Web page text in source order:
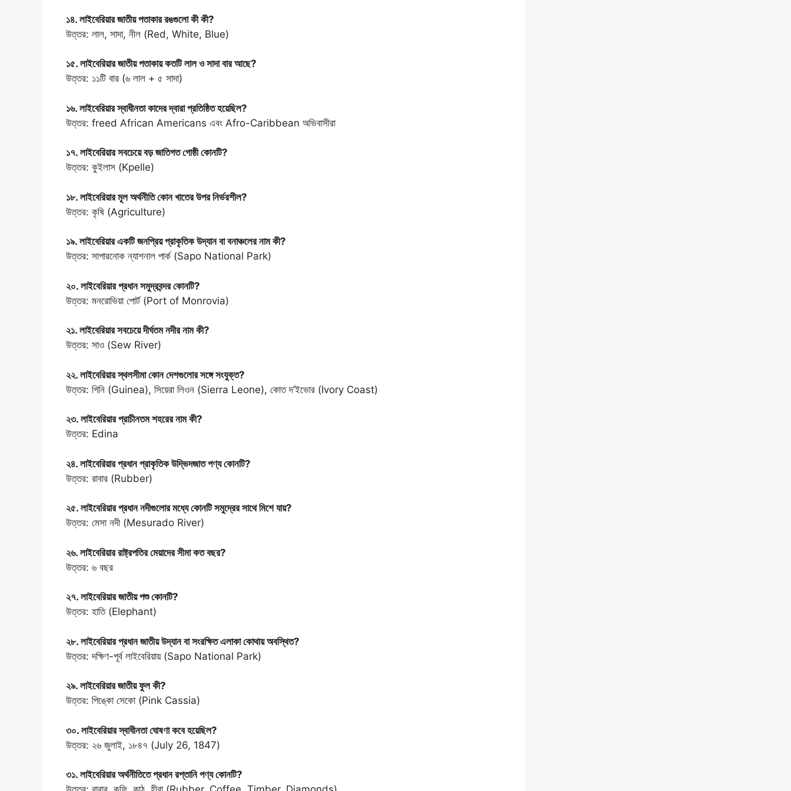
১৪. লাইবেরিয়ার জাতীয় পতাকার রঙগুলো কী কী?
উত্তর: লাল, সাদা, নীল (Red, White, Blue)
১৫. লাইবেরিয়ার জাতীয় পতাকায় কতটি লাল ও সাদা বার আছে?
উত্তর: ১১টি বার (৬ লাল + ৫ সাদা)
১৬. লাইবেরিয়ার স্বাধীনতা কাদের দ্বারা প্রতিষ্ঠিত হয়েছিল?
উত্তর: freed African Americans এবং Afro-Caribbean অভিবাসীরা
১৭. লাইবেরিয়ার সবচেয়ে বড় জাতিগত গোষ্ঠী কোনটি?
উত্তর: কুইলাস (Kpelle)
১৮. লাইবেরিয়ার মূল অর্থনীতি কোন খাতের উপর নির্ভরশীল?
উত্তর: কৃষি (Agriculture)
১৯. লাইবেরিয়ার একটি জনপ্রিয় প্রাকৃতিক উদ্যান বা বনাঞ্চলের নাম কী?
উত্তর: সাপারনোক ন্যাশনাল পার্ক (Sapo National Park)
২০. লাইবেরিয়ার প্রধান সমুদ্রবন্দর কোনটি?
উত্তর: মনরোভিয়া পোর্ট (Port of Monrovia)
২১. লাইবেরিয়ার সবচেয়ে দীর্ঘতম নদীর নাম কী?
উত্তর: সাও (Sew River)
২২. লাইবেরিয়ার স্থলসীমা কোন দেশগুলোর সঙ্গে সংযুক্ত?
উত্তর: গিনি (Guinea), সিয়েরা লিওন (Sierra Leone), কোত দ’ইভোর (Ivory Coast)
২৩. লাইবেরিয়ার প্রাচীনতম শহরের নাম কী?
উত্তর: Edina
২৪. লাইবেরিয়ার প্রধান প্রাকৃতিক উদ্ভিদজাত পণ্য কোনটি?
উত্তর: রাবার (Rubber)
২৫. লাইবেরিয়ার প্রধান নদীগুলোর মধ্যে কোনটি সমুদ্রের সাথে মিশে যায়?
উত্তর: মেসা নদী (Mesurado River)
২৬. লাইবেরিয়ার রাষ্ট্রপতির মেয়াদের সীমা কত বছর?
উত্তর: ৬ বছর
২৭. লাইবেরিয়ার জাতীয় পশু কোনটি?
উত্তর: হাতি (Elephant)
২৮. লাইবেরিয়ার প্রধান জাতীয় উদ্যান বা সংরক্ষিত এলাকা কোথায় অবস্থিত?
উত্তর: দক্ষিণ-পূর্ব লাইবেরিয়ায় (Sapo National Park)
২৯. লাইবেরিয়ার জাতীয় ফুল কী?
উত্তর: পিঙ্কো সেকো (Pink Cassia)
৩০. লাইবেরিয়ার স্বাধীনতা ঘোষণা কবে হয়েছিল?
উত্তর: ২৬ জুলাই, ১৮৪৭ (July 26, 1847)
৩১. লাইবেরিয়ার অর্থনীতিতে প্রধান রপ্তানি পণ্য কোনটি?